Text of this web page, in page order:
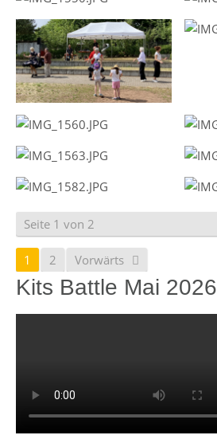
Seite 1 von 2
1 2 Vorwärts
Kits Battle Mai 2026